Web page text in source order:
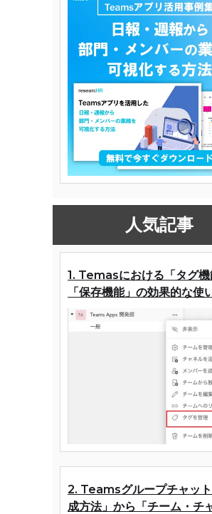
人気記事
1. Temasにおける「タグ機
「保存機能」の効果的な使
2. Teamsグループチャッ
成方法」から「チーム・チ